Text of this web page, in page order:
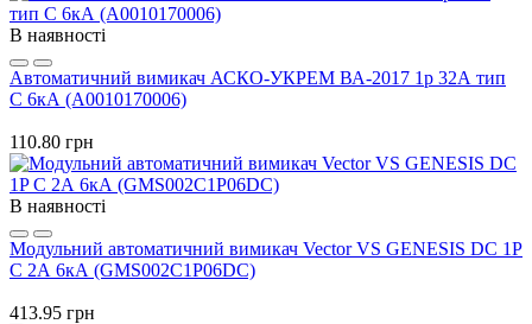
В наявності
Автоматичний вимикач АСКО-УКРЕМ ВА-2017 1p 32А тип
C 6кА (A0010170006)
110.80 грн
В наявності
Модульний автоматичний вимикач Vector VS GENESIS DC 1P
C 2А 6кА (GMS002C1P06DC)
413.95 грн